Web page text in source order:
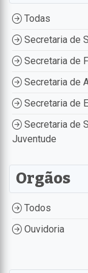
Todas
Secretaria de
Secretaria de
Secretaria de
Secretaria de
Secretaria de
Juventude
Orgãos
Todos
Ouvidoria